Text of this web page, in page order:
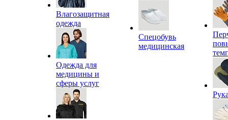
Влагозащитная
одежда
Одежда для
медицины и
сферы услуг
Спецобувь
медицинская